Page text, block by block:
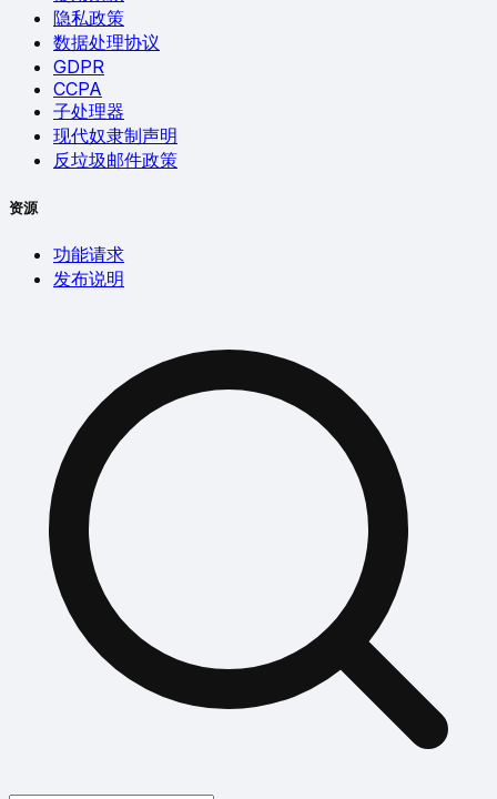
隐私政策
数据处理协议
GDPR
CCPA
子处理器
现代奴隶制声明
反垃圾邮件政策
资源
功能请求
发布说明